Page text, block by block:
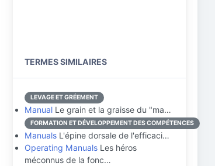
TERMES SIMILAIRES
LEVAGE ET GRÉEMENT
Manual Le grain et la graisse du "ma…
FORMATION ET DÉVELOPPEMENT DES COMPÉTENCES
Manuals L'épine dorsale de l'efficaci…
Operating Manuals Les héros
méconnus de la fonc…